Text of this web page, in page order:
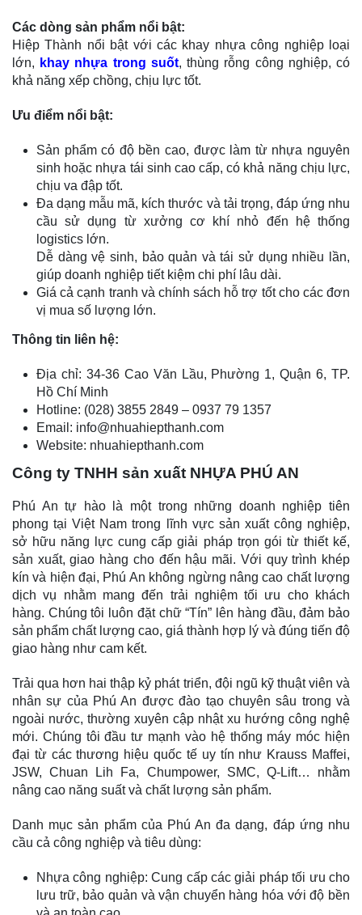
Các dòng sản phẩm nổi bật:
Hiệp Thành nổi bật với các khay nhựa công nghiệp loại
lớn, khay nhựa trong suốt, thùng rỗng công nghiệp, có
khả năng xếp chồng, chịu lực tốt.
Ưu điểm nổi bật:
Sản phẩm có độ bền cao, được làm từ nhựa nguyên
sinh hoặc nhựa tái sinh cao cấp, có khả năng chịu lực,
chịu va đập tốt.
Đa dạng mẫu mã, kích thước và tải trọng, đáp ứng nhu
cầu sử dụng từ xưởng cơ khí nhỏ đến hệ thống
logistics lớn.
Dễ dàng vệ sinh, bảo quản và tái sử dụng nhiều lần,
giúp doanh nghiệp tiết kiệm chi phí lâu dài.
Giá cả cạnh tranh và chính sách hỗ trợ tốt cho các đơn
vị mua số lượng lớn.
Thông tin liên hệ:
Địa chỉ: 34-36 Cao Văn Lầu, Phường 1, Quận 6, TP.
Hồ Chí Minh
Hotline: (028) 3855 2849 – 0937 79 1357
Email: info@nhuahiepthanh.com
Website: nhuahiepthanh.com
Công ty TNHH sản xuất NHỰA PHÚ AN
Phú An tự hào là một trong những doanh nghiệp tiên
phong tại Việt Nam trong lĩnh vực sản xuất công nghiệp,
sở hữu năng lực cung cấp giải pháp trọn gói từ thiết kế,
sản xuất, giao hàng cho đến hậu mãi. Với quy trình khép
kín và hiện đại, Phú An không ngừng nâng cao chất lượng
dịch vụ nhằm mang đến trải nghiệm tối ưu cho khách
hàng. Chúng tôi luôn đặt chữ “Tín” lên hàng đầu, đảm bảo
sản phẩm chất lượng cao, giá thành hợp lý và đúng tiến độ
giao hàng như cam kết.
Trải qua hơn hai thập kỷ phát triển, đội ngũ kỹ thuật viên và
nhân sự của Phú An được đào tạo chuyên sâu trong và
ngoài nước, thường xuyên cập nhật xu hướng công nghệ
mới. Chúng tôi đầu tư mạnh vào hệ thống máy móc hiện
đại từ các thương hiệu quốc tế uy tín như Krauss Maffei,
JSW, Chuan Lih Fa, Chumpower, SMC, Q-Lift… nhằm
nâng cao năng suất và chất lượng sản phẩm.
Danh mục sản phẩm của Phú An đa dạng, đáp ứng nhu
cầu cả công nghiệp và tiêu dùng:
Nhựa công nghiệp: Cung cấp các giải pháp tối ưu cho
lưu trữ, bảo quản và vận chuyển hàng hóa với độ bền